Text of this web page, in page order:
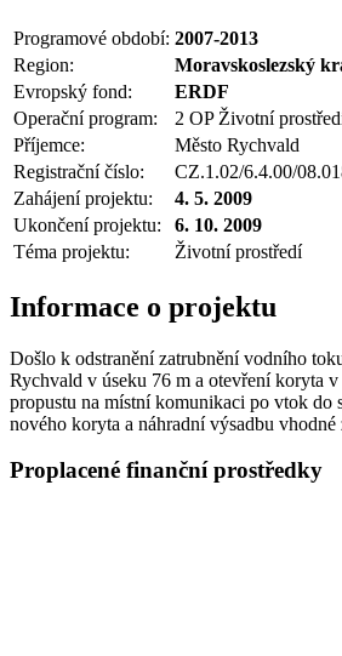
Programové období: 2007-2013
Region:
Moravskoslezský
Evropský fond:
ERDF
Operační program:
2 OP Životní
Příjemce:
Město Rychvald
Registrační číslo:
CZ.1.02/6.4.00/
Zahájení projektu:
4. 5. 2009
Ukončení projektu:
6. 10. 2009
Téma projektu:
Životní prostředí
Informace o projektu
Došlo k odstranění zatrubnění vodního
Rychvald v úseku 76 m a otevření koryta
propustu na místní komunikaci po vtok do
nového koryta a náhradní výsadbu vhodné
Proplacené finanční prostředky